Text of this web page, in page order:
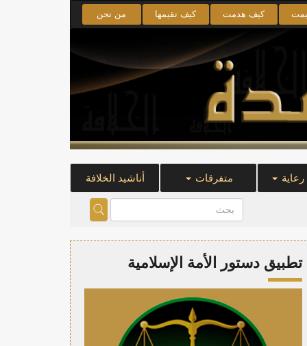
كيف هدمت كيف نقيمها من نحن
متفرقات أناشيد الخلافة
تطبيق دستور الأمة الإسلامية